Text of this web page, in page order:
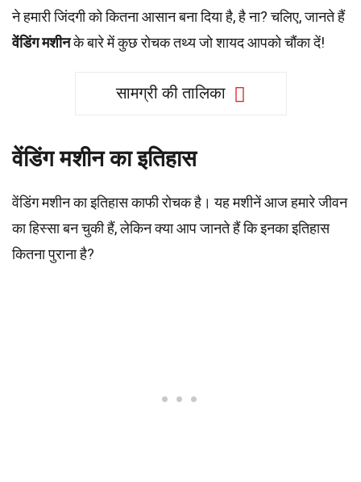
ने हमारी जिंदगी को कितना आसान बना दिया है, है ना? चलिए, जानते हैं
वेंडिंग मशीनके बारे में कुछ रोचक तथ्य जो शायद आपको चौंका दें!
सामग्री की तालिका
वेंडिंग मशीन का इतिहास
वेंडिंग मशीन का इतिहास काफी रोचक है। यह मशीनें आज हमारे जीवन
का हिस्सा बन चुकी हैं, लेकिन क्या आप जानते हैं कि इनका इतिहास
कितना पुराना है?